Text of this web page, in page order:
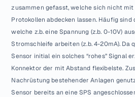
zusammen gefasst, welche sich nicht
Protokollen abdecken lassen. Häufig sind
welche z.b. eine Spannung (z.b. 0-10V)
Stromschleife arbeiten (z.b. 4-20mA). Da
Sensor initial ein solches “rohes” Signal
Konnektor der mit Abstand flexibelste.
Nachrüstung bestehender Anlagen
Sensor bereits an eine SPS